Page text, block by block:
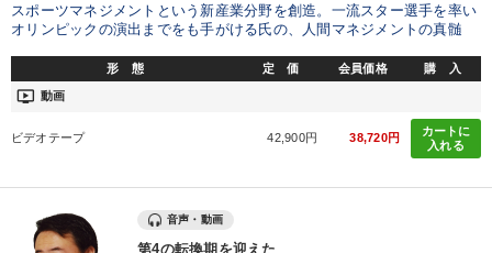
スポーツマネジメントという新産業分野を創造。一流スター選手を率い
オリンピックの演出までをも手がける氏の、人間マネジメントの真髄
形 態 定 価 会員価格 購 入
ondemand_video 動画
ビデオテープ 42,900円 38,720円
カートに
入れる
音声・動画